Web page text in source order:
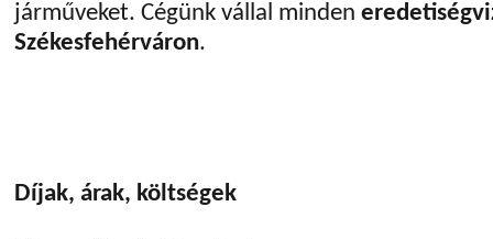
járműveket. Cégünk vállal minden
Székesfehérváron.
Díjak, árak, költségek